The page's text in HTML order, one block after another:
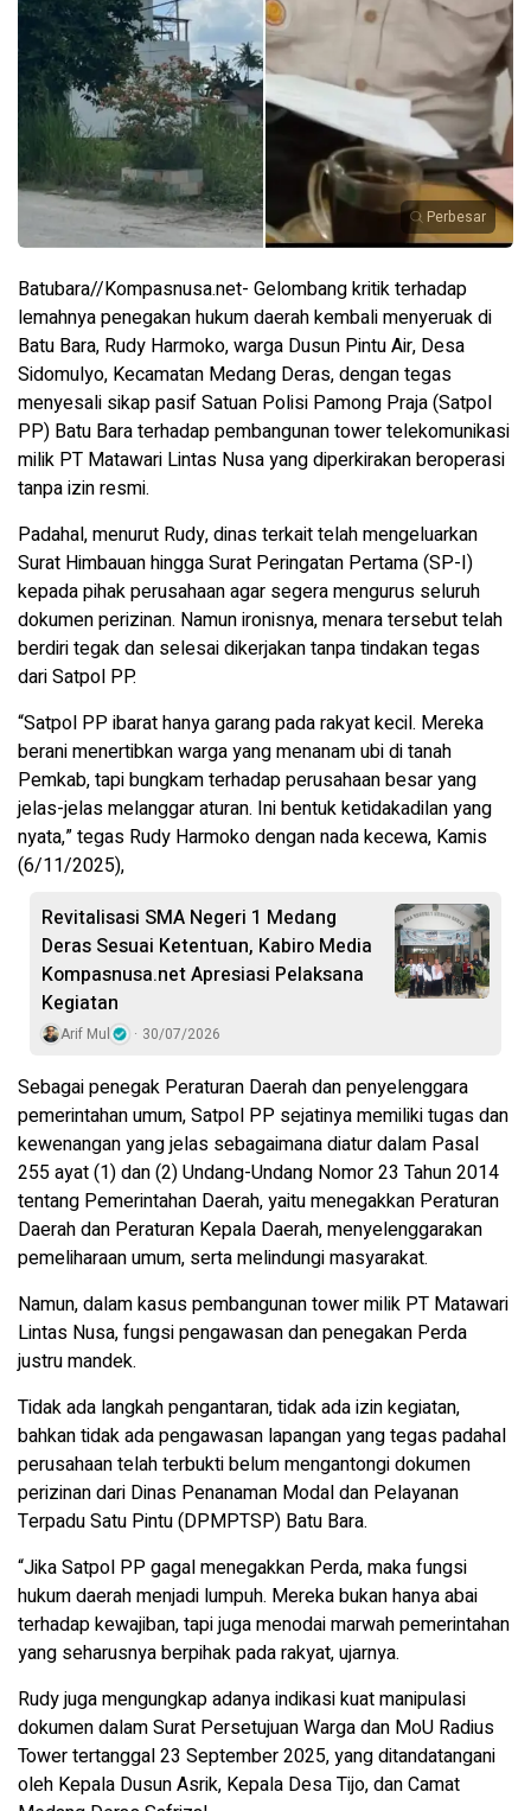
Perbesar
Batubara//Kompasnusa.net- Gelombang kritik terhadap
lemahnya penegakan hukum daerah kembali menyeruak di
Batu Bara, Rudy Harmoko, warga Dusun Pintu Air, Desa
Sidomulyo, Kecamatan Medang Deras, dengan tegas
menyesali sikap pasif Satuan Polisi Pamong Praja (Satpol
PP) Batu Bara terhadap pembangunan tower telekomunikasi
milik PT Matawari Lintas Nusa yang diperkirakan beroperasi
tanpa izin resmi.
Padahal, menurut Rudy, dinas terkait telah mengeluarkan
Surat Himbauan hingga Surat Peringatan Pertama (SP-I)
kepada pihak perusahaan agar segera mengurus seluruh
dokumen perizinan. Namun ironisnya, menara tersebut telah
berdiri tegak dan selesai dikerjakan tanpa tindakan tegas
dari Satpol PP.
“Satpol PP ibarat hanya garang pada rakyat kecil. Mereka
berani menertibkan warga yang menanam ubi di tanah
Pemkab, tapi bungkam terhadap perusahaan besar yang
jelas-jelas melanggar aturan. Ini bentuk ketidakadilan yang
nyata,” tegas Rudy Harmoko dengan nada kecewa, Kamis
(6/11/2025),
Revitalisasi SMA Negeri 1 Medang
Deras Sesuai Ketentuan, Kabiro Media
Kompasnusa.net Apresiasi Pelaksana
Kegiatan
Arif Mul 30/07/2026
Sebagai penegak Peraturan Daerah dan penyelenggara
pemerintahan umum, Satpol PP sejatinya memiliki tugas dan
kewenangan yang jelas sebagaimana diatur dalam Pasal
255 ayat (1) dan (2) Undang-Undang Nomor 23 Tahun 2014
tentang Pemerintahan Daerah, yaitu menegakkan Peraturan
Daerah dan Peraturan Kepala Daerah, menyelenggarakan
pemeliharaan umum, serta melindungi masyarakat.
Namun, dalam kasus pembangunan tower milik PT Matawari
Lintas Nusa, fungsi pengawasan dan penegakan Perda
justru mandek.
Tidak ada langkah pengantaran, tidak ada izin kegiatan,
bahkan tidak ada pengawasan lapangan yang tegas padahal
perusahaan telah terbukti belum mengantongi dokumen
perizinan dari Dinas Penanaman Modal dan Pelayanan
Terpadu Satu Pintu (DPMPTSP) Batu Bara.
“Jika Satpol PP gagal menegakkan Perda, maka fungsi
hukum daerah menjadi lumpuh. Mereka bukan hanya abai
terhadap kewajiban, tapi juga menodai marwah pemerintahan
yang seharusnya berpihak pada rakyat, ujarnya.
Rudy juga mengungkap adanya indikasi kuat manipulasi
dokumen dalam Surat Persetujuan Warga dan MoU Radius
Tower tertanggal 23 September 2025, yang ditandatangani
oleh Kepala Dusun Asrik, Kepala Desa Tijo, dan Camat